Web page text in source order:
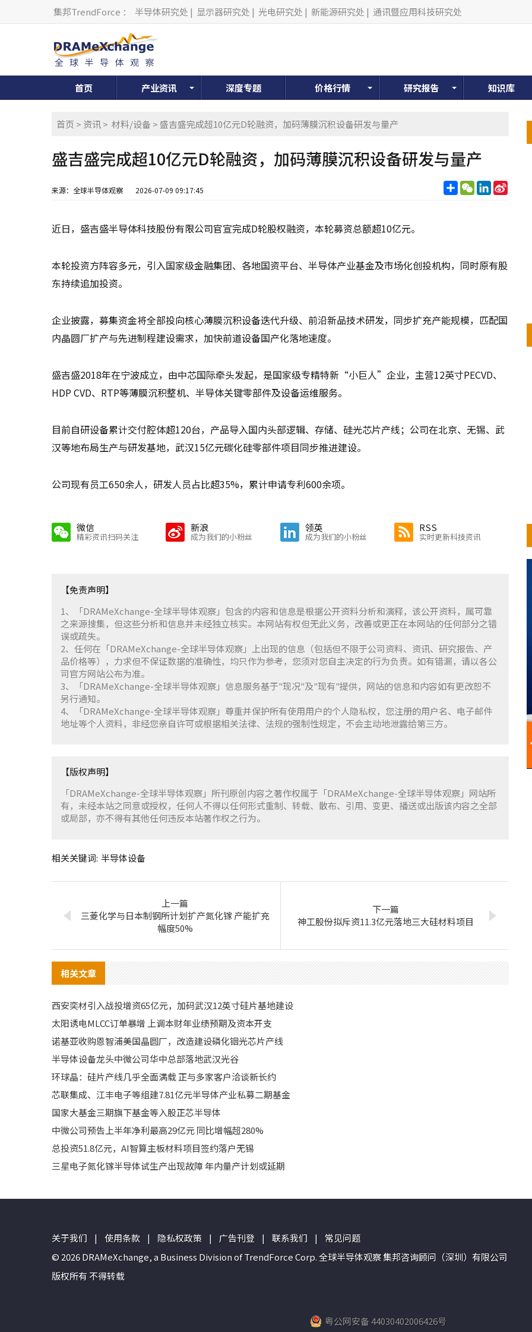
集邦TrendForce ： 半导体研究处 | 显示器研究处 | 光电研究处 | 新能源研究处 | 通讯暨应用科技研究处
首页 产业资讯 深度专题 价格行情 研究报告 知识库
首页 > 资讯> 材料/设备 > 盛吉盛完成超10亿元D轮融资，加码薄膜沉积设备研发与量产
盛吉盛完成超10亿元D轮融资，加码薄膜沉积设备研发与量产
来源：全球半导体观察 2026-07-09 09:17:45 分
享
WeChatLinkedIn
Sina
近日，盛吉盛半导体科技股份有限公司官宣完成D轮股权融资，本轮募资总额超10亿元。
本轮投资方阵容多元，引入国家级金融集团、各地国资平台、半导体产业基金及市场化创投机构，同时原有股
东持续追加投资。
企业披露，募集资金将全部投向核心薄膜沉积设备迭代升级、前沿新品技术研发，同步扩充产能规模，匹配国
内晶圆厂扩产与先进制程建设需求，加快前道设备国产化落地速度。
盛吉盛2018年在宁波成立，由中芯国际牵头发起，是国家级专精特新“小巨人”企业，主营12英寸PECVD、
HDP CVD、RTP等薄膜沉积整机、半导体关键零部件及设备运维服务。
目前自研设备累计交付腔体超120台，产品导入国内头部逻辑、存储、硅光芯片产线；公司在北京、无锡、武
汉等地布局生产与研发基地，武汉15亿元碳化硅零部件项目同步推进建设。
公司现有员工650余人，研发人员占比超35%，累计申请专利600余项。
微信
精彩资讯扫码关注
新浪
成为我们的小粉丝
领英
成为我们的小粉丝
RSS
实时更新科技资讯
【免责声明】
1、「DRAMeXchange-全球半导体观察」包含的内容和信息是根据公开资料分析和演释，该公开资料，属可靠
之来源搜集，但这些分析和信息并未经独立核实。本网站有权但无此义务，改善或更正在本网站的任何部分之错
误或疏失。
2、任何在「DRAMeXchange-全球半导体观察」上出现的信息（包括但不限于公司资料、资讯、研究报告、产
品价格等），力求但不保证数据的准确性，均只作为参考，您须对您自主决定的行为负责。如有错漏，请以各公
司官方网站公布为准。
3、「DRAMeXchange-全球半导体观察」信息服务基于"现况"及"现有"提供，网站的信息和内容如有更改恕不
另行通知。
4、「DRAMeXchange-全球半导体观察」尊重并保护所有使用用户的个人隐私权，您注册的用户名、电子邮件
地址等个人资料，非经您亲自许可或根据相关法律、法规的强制性规定，不会主动地泄露给第三方。
【版权声明】
「DRAMeXchange-全球半导体观察」所刊原创内容之著作权属于「DRAMeXchange-全球半导体观察」网站所
有，未经本站之同意或授权，任何人不得以任何形式重制、转载、散布、引用、变更、播送或出版该内容之全部
或局部，亦不得有其他任何违反本站著作权之行为。
相关关键词: 半导体设备
上一篇
三菱化学与日本制钢所计划扩产氮化镓 产能扩充
幅度50%
下一篇
神工股份拟斥资11.3亿元落地三大硅材料项目
相关文章
西安奕材引入战投增资65亿元，加码武汉12英寸硅片基地建设
太阳诱电MLCC订单暴增 上调本财年业绩预期及资本开支
诺基亚收购恩智浦美国晶圆厂，改造建设磷化铟光芯片产线
半导体设备龙头中微公司华中总部落地武汉光谷
环球晶：硅片产线几乎全面满载 正与多家客户洽谈新长约
芯联集成、江丰电子等组建7.81亿元半导体产业私募二期基金
国家大基金三期旗下基金等入股正芯半导体
中微公司预告上半年净利最高29亿元 同比增幅超280%
总投资51.8亿元，AI智算主板材料项目签约落户无锡
三星电子氮化镓半导体试生产出现故障 年内量产计划或延期
关于我们 | 使用条款 | 隐私权政策 | 广告刊登 | 联系我们 |
常见问题
© 2026 DRAMeXchange, a Business Division of TrendForce Corp. 全球半导体观察 集邦咨询顾问（深圳）有限公司
版权所有 不得转载
粤公网安备 44030402006426号